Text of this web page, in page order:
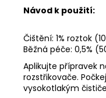
Návod k použití:
Čištění: 1% roztok
Běžná péče: 0,5%
Aplikujte přípravek
rozstřikovače.
vysokotlakým